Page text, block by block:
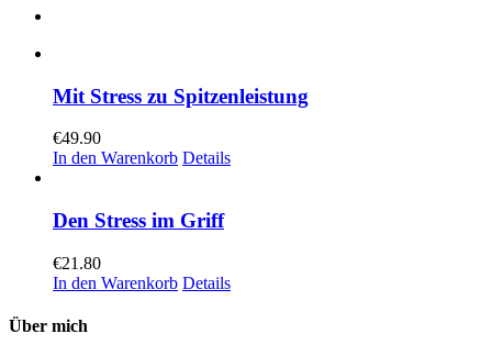
Mit Stress zu Spitzenleistung
€49.90
In den Warenkorb Details
Den Stress im Griff
€21.80
In den Warenkorb Details
Über mich